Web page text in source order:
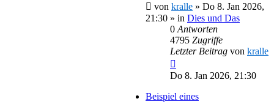
von kralle » Do 8. Jan 2026,
21:30 » in Dies und Das
0 Antworten
4795 Zugriffe
Letzter Beitrag von kralle
Do 8. Jan 2026, 21:30
Beispiel eines